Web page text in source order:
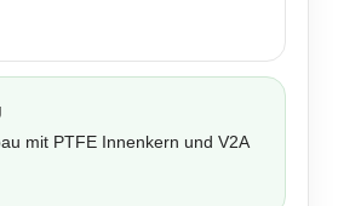
mit PTFE Innenkern und V2A